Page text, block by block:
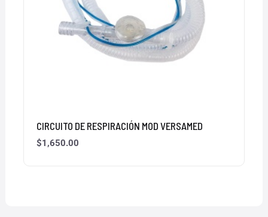
CIRCUITO DE RESPIRACIÓN MOD VERSAMED
$1,650.00